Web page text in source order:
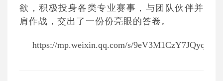
欲，积极投身各类专业赛事，与团队伙伴并
肩作战，交出了一份份亮眼的答卷。
https://mp.weixin.qq.com/s/